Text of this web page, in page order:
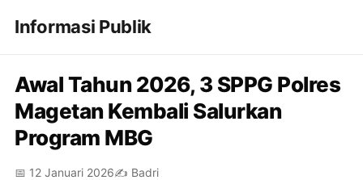
Informasi Publik
Awal Tahun 2026, 3 SPPG Polres
Magetan Kembali Salurkan
Program MBG
📅 12 Januari 2026✍️ Badri